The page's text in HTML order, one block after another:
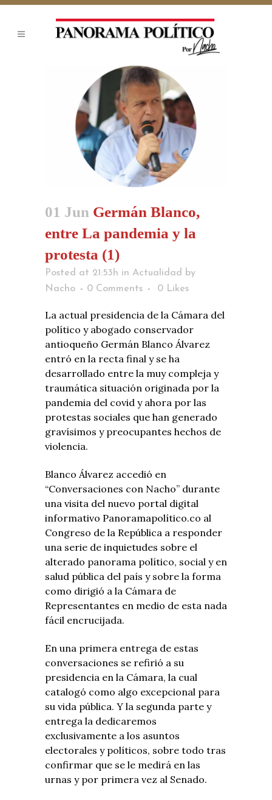
01 Jun Germán Blanco,
entre La pandemia y la
protesta (1)
Posted at 21:53h in Actualidad
by
Nacho
0 Comments 0 Likes
La actual presidencia de la Cámara del
político y abogado conservador
antioqueño Germán Blanco Álvarez
entró en la recta final y se ha
desarrollado entre la muy compleja y
traumática situación originada por la
pandemia del covid y ahora por las
protestas sociales que han generado
gravísimos y preocupantes hechos de
violencia.
Blanco Álvarez accedió en
“Conversaciones con Nacho” durante
una visita del nuevo portal digital
informativo Panoramapolítico.co al
Congreso de la República a responder
una serie de inquietudes sobre el
alterado panorama político, social y en
salud pública del país y sobre la forma
como dirigió a la Cámara de
Representantes en medio de esta nada
fácil encrucijada.
En una primera entrega de estas
conversaciones se refirió a su
presidencia en la Cámara, la cual
catalogó como algo excepcional para
su vida pública. Y la segunda parte y
entrega la dedicaremos
exclusivamente a los asuntos
electorales y políticos, sobre todo tras
confirmar que se le medirá en las
urnas y por primera vez al Senado.